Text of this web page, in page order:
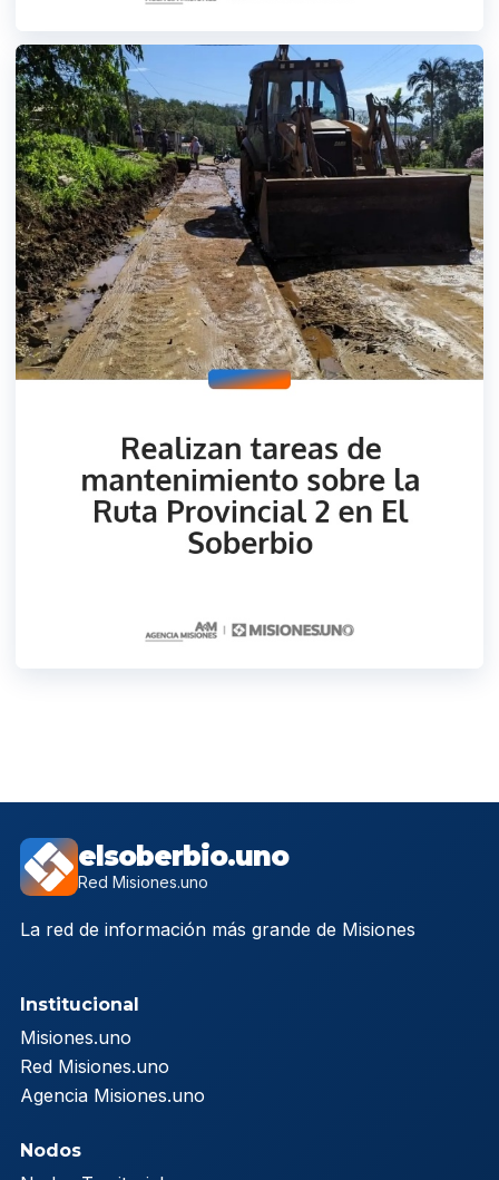
elsoberbio.uno
Red Misiones.uno
La red de información más grande de Misiones
Institucional
Misiones.uno
Red Misiones.uno
Agencia Misiones.uno
Nodos